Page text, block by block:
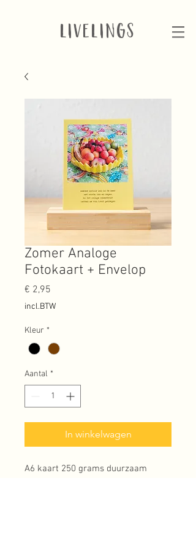
LIVELINGS
Zomer Analoge
Fotokaart + Envelop
€ 2,95
incl.BTW
Kleur *
Aantal *
In winkelwagen
A6 kaart 250 grams duurzaam